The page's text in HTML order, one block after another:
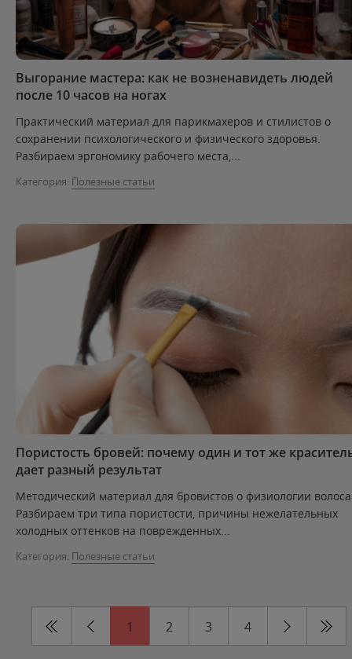
Выгорание мастера: как не возненавидеть людей
после 10 часов на ногах
Практический материал для парикмахеров и стилистов о
сохранении психологического и физического здоровья.
Разбираем эргономику рабочего места,...
Категория: Полезные статьи
Пористость бровей: почему один и тот же
дает разный результат
Методический материал для бровистов о физиологии
Разбираем три типа пористости, причины нежелательных
холодных оттенков на поврежденных...
Категория: Полезные статьи
1 2 3 4